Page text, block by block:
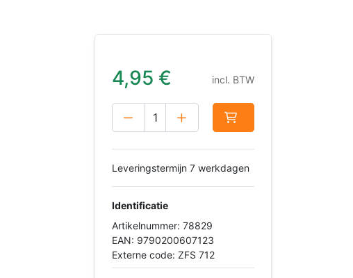
4,95 € incl. BTW
Leveringstermijn 7 werkdagen
Identificatie
Artikelnummer: 78829
EAN: 9790200607123
Externe code: ZFS 712